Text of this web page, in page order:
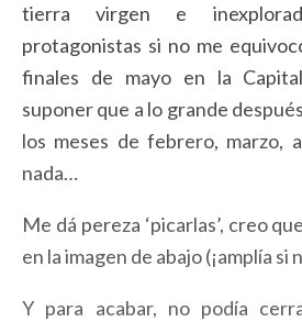
tierra virgen e
protagonistas si no me
finales de mayo en la
suponer que a lo grande
los meses de febrero, marzo,
nada…
Me dá pereza ‘picarlas’, creo
en la imagen de abajo (¡amplía si
Y para acabar, no podía